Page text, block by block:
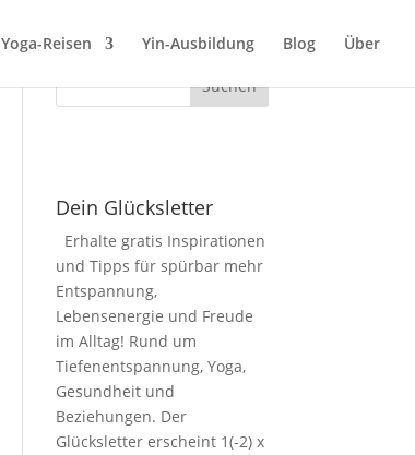
Yoga-Reisen Yin-Ausbildung Blog Über
Dein Glücksletter
Erhalte gratis Inspirationen
und Tipps für spürbar mehr
Entspannung,
Lebensenergie und Freude
im Alltag! Rund um
Tiefenentspannung, Yoga,
Gesundheit und
Beziehungen. Der
Glücksletter erscheint 1(-2) x